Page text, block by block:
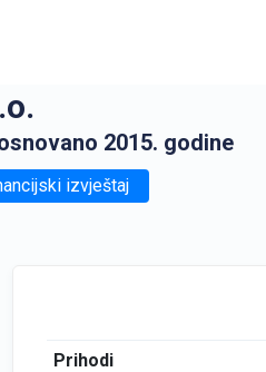
2015. godine
izvještaj
Prihodi